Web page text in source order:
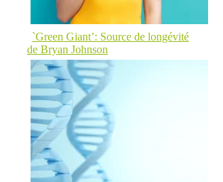
`Green Giant’: Source de longévité
de Bryan Johnson